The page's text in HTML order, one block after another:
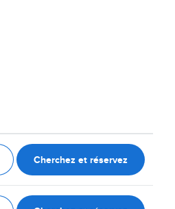
Cherchez et réservez